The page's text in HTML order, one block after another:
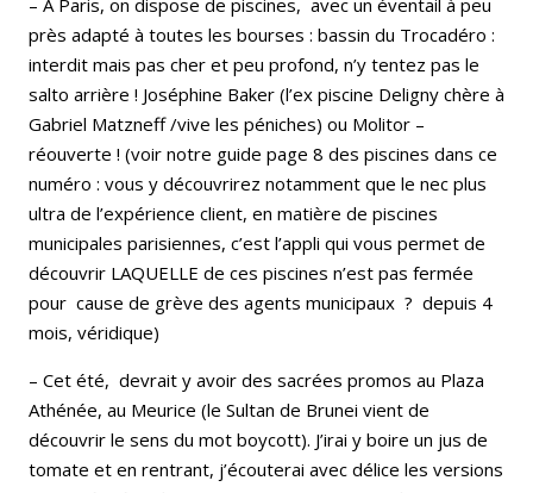
près adapté à toutes les bourses : bassin du Trocadéro :
interdit mais pas cher et peu profond, n’y tentez pas le
salto arrière ! Joséphine Baker (l’ex piscine Deligny chère à
Gabriel Matzneff /vive les péniches) ou Molitor –
réouverte ! (voir notre guide page 8 des piscines dans ce
numéro : vous y découvrirez notamment que le nec plus
ultra de l’expérience client, en matière de piscines
municipales parisiennes, c’est l’appli qui vous permet de
découvrir LAQUELLE de ces piscines n’est pas fermée
pour cause de grève des agents municipaux ? depuis 4
mois, véridique)
– Cet été, devrait y avoir des sacrées promos au Plaza
Athénée, au Meurice (le Sultan de Brunei vient de
découvrir le sens du mot boycott). J’irai y boire un jus de
tomate et en rentrant, j’écouterai avec délice les versions